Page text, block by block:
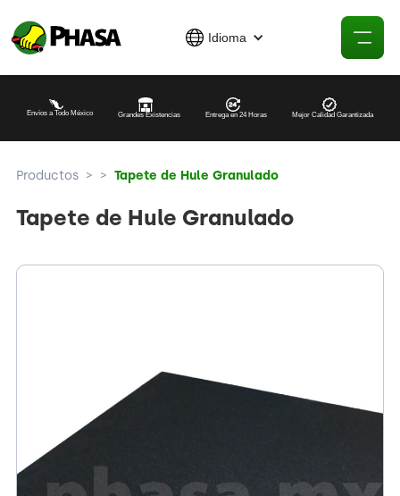
Idioma
Envíos a Todo México Grandes Existencias Entrega en 24 Horas Mejor Calidad Garantizada
Productos > > Tapete de Hule Granulado
Tapete de Hule Granulado